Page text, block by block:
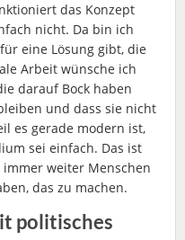
das Konzept
nicht. Da bin ich
eine Lösung gibt, die
Arbeit wünsche ich
darauf Bock haben
und dass sie nicht
es gerade modern ist,
sei einfach. Das ist
weiter Menschen
das zu machen.
politisches